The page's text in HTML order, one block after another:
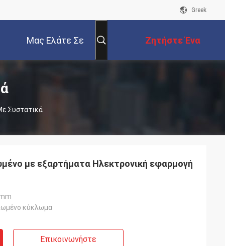
Greek
Μας Ελάτε Σε Ζητήστε Ένα
Απόσπασμα
Συστατικά
με εξαρτήματα Ηλεκτρονική εφαρμογή
κύκλωμα
Επικοινωνήστε